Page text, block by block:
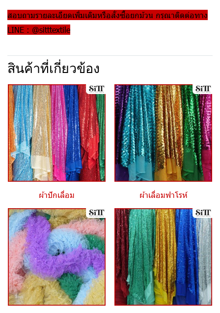
สอบถามรายละเอียดเพิ่มเติมหรือสั่งซื้อยกม้วน กรุณาติดต่อทาง
LINE : @sitttextile
สินค้าที่เกี่ยวข้อง
ผ้าปักเลื่อม ผ้าเลื่อมฟาโรห์